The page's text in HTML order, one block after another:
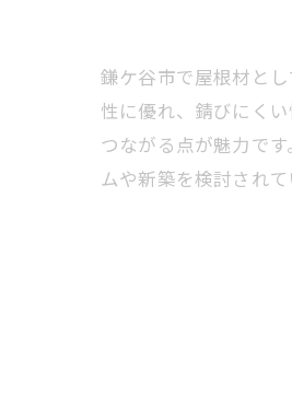
鎌ケ谷市で屋根材と
性に優れ、錆びにく
つながる点が魅力で
ムや新築を検討され